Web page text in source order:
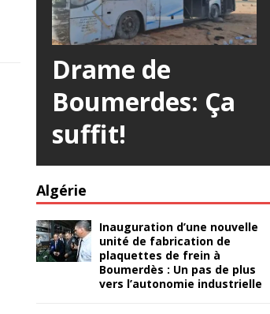
Drame de
Boumerdes: Ça
suffit!
Algérie
Inauguration d’une nouvelle
unité de fabrication de
plaquettes de frein à
Boumerdès : Un pas de plus
vers l’autonomie industrielle